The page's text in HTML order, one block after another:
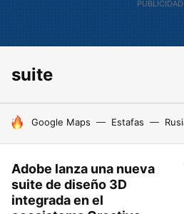
suite
HOY SE HABLA DE
Google Maps Estafas
Adobe lanza una nueva
suite de diseño 3D
integrada en el